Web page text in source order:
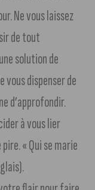
Ne vous laissez
de tout
solution de
dispenser de
d’approfondir.
à vous lier
« Qui se marie